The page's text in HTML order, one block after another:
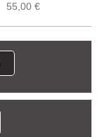
55,00 €